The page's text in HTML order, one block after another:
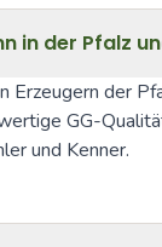
in der Pfalz
Erzeugern der
GG-
und Kenner.